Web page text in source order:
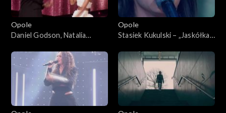
Opole
Daniel Godson, Natalia
KFPP: Koncert „Debiuty”
Opole
Stasiek Kukulski – „Jaskółka”.